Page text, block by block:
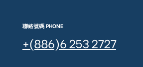
聯絡號碼 PHONE
+(886)6 253 2727